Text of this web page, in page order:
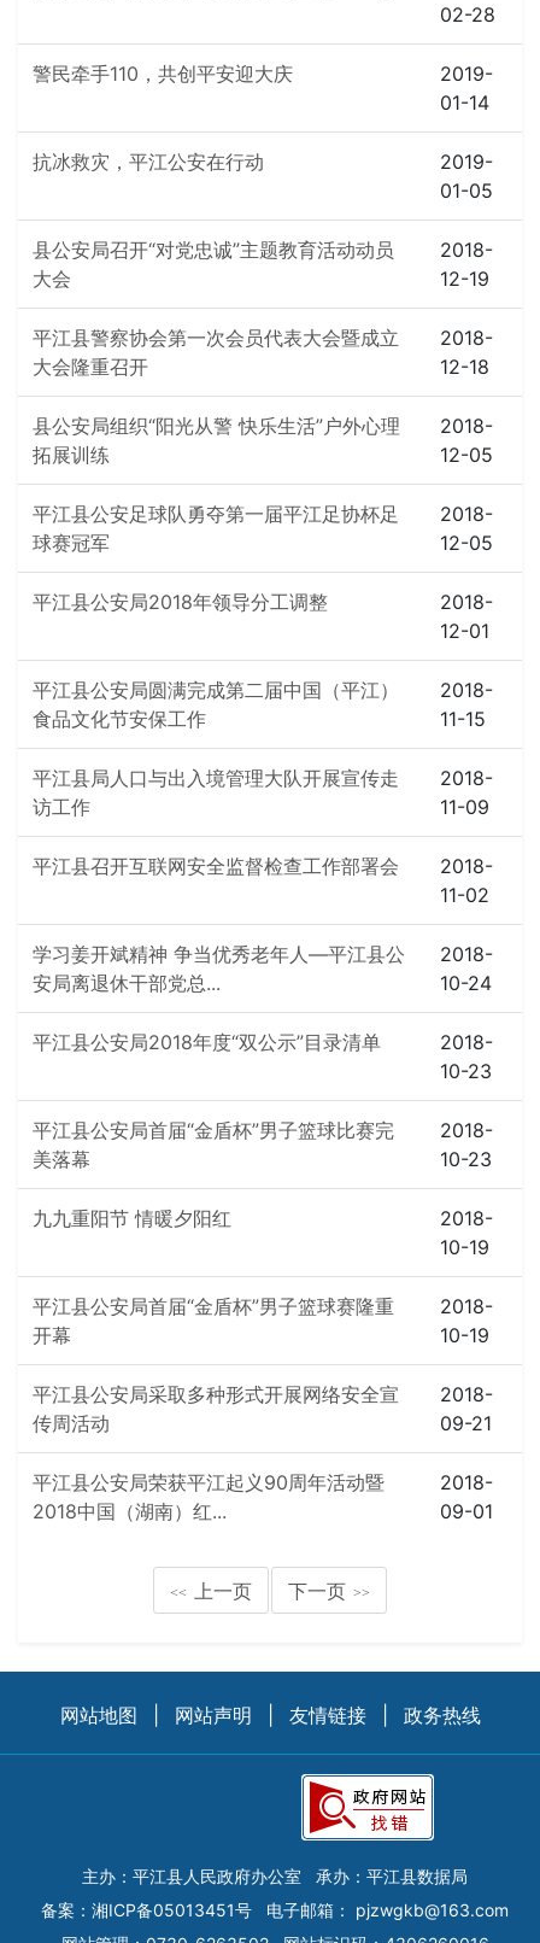
02-28
警民牵手110，共创平安迎大庆
2019-
01-14
抗冰救灾，平江公安在行动
2019-
01-05
县公安局召开“对党忠诚”主题教育活动动员
大会
2018-
12-19
平江县警察协会第一次会员代表大会暨成立
大会隆重召开
2018-
12-18
县公安局组织“阳光从警 快乐生活”户外心理
拓展训练
2018-
12-05
平江县公安足球队勇夺第一届平江足协杯足
球赛冠军
2018-
12-05
平江县公安局2018年领导分工调整
2018-
12-01
平江县公安局圆满完成第二届中国（平江）
食品文化节安保工作
2018-
11-15
平江县局人口与出入境管理大队开展宣传走
访工作
2018-
11-09
平江县召开互联网安全监督检查工作部署会
2018-
11-02
学习姜开斌精神 争当优秀老年人—平江县公
安局离退休干部党总...
2018-
10-24
平江县公安局2018年度“双公示”目录清单
2018-
10-23
平江县公安局首届“金盾杯”男子篮球比赛完
美落幕
2018-
10-23
九九重阳节 情暖夕阳红
2018-
10-19
平江县公安局首届“金盾杯”男子篮球赛隆重
开幕
2018-
10-19
平江县公安局采取多种形式开展网络安全宣
传周活动
2018-
09-21
平江县公安局荣获平江起义90周年活动暨
2018中国（湖南）红...
2018-
09-01
<< 上一页 下一页 >>
网站地图 网站声明 友情链接 政务热线
主办：平江县人民政府办公室
承办：平江县数据局
备案： 湘ICP备05013451号 电子邮箱： pjzwgkb@163.com